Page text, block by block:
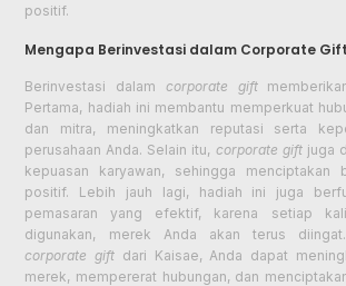
positif.
Mengapa Berinvestasi dalam Corporate
Berinvestasi dalam corporate gift
Pertama, hadiah ini membantu memperkuat
dan mitra, meningkatkan reputasi serta
perusahaan Anda. Selain itu, corporate giftjuga
kepuasan karyawan, sehingga menciptakan
positif. Lebih jauh lagi, hadiah ini juga
pemasaran yang efektif, karena setiap
digunakan, merek Anda akan terus
corporate gift dari Kaisae, Anda dapat
merek, mempererat hubungan, dan